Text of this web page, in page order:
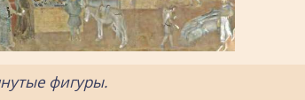
фигуры.